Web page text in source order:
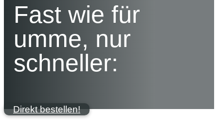
Fast wie für
umme, nur
schneller:
Direkt bestellen!